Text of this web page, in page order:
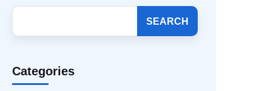
SEARCH
Categories